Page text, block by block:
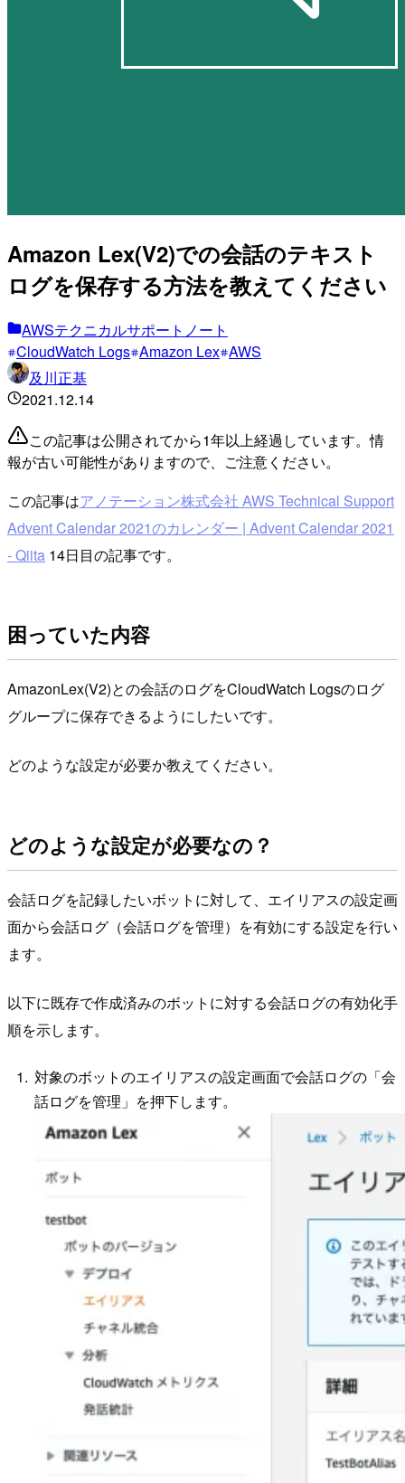
Amazon Lex(V2)での会話のテキスト
ログを保存する方法を教えてください
AWSテクニカルサポートノート
CloudWatch Logs Amazon Lex AWS
及川正基
2021.12.14
この記事は公開されてから1年以上経過しています。情
報が古い可能性がありますので、ご注意ください。
この記事はアノテーション株式会社 AWS Technical Support
Advent Calendar 2021のカレンダー | Advent Calendar 2021
- Qiita 14日目の記事です。
困っていた内容
AmazonLex(V2)との会話のログをCloudWatch Logsのログ
グループに保存できるようにしたいです。
どのような設定が必要か教えてください。
どのような設定が必要なの？
会話ログを記録したいボットに対して、エイリアスの設定画
面から会話ログ（会話ログを管理）を有効にする設定を行い
ます。
以下に既存で作成済みのボットに対する会話ログの有効化手
順を示します。
対象のボットのエイリアスの設定画面で会話ログの「会
話ログを管理」を押下します。